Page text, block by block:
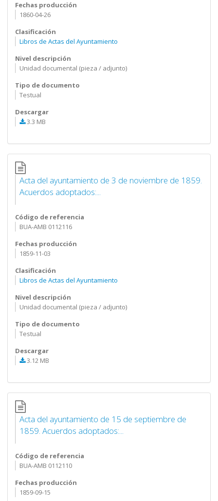
Fechas producción
1860-04-26
Clasificación
Libros de Actas del Ayuntamiento
Nivel descripción
Unidad documental (pieza / adjunto)
Tipo de documento
Testual
Descargar
3.3 MB
Acta del ayuntamiento de 3 de noviembre de 1859.
Acuerdos adoptados:...
Código de referencia
BUA-AMB 0112116
Fechas producción
1859-11-03
Clasificación
Libros de Actas del Ayuntamiento
Nivel descripción
Unidad documental (pieza / adjunto)
Tipo de documento
Testual
Descargar
3.12 MB
Acta del ayuntamiento de 15 de septiembre de
1859. Acuerdos adoptados:...
Código de referencia
BUA-AMB 0112110
Fechas producción
1859-09-15